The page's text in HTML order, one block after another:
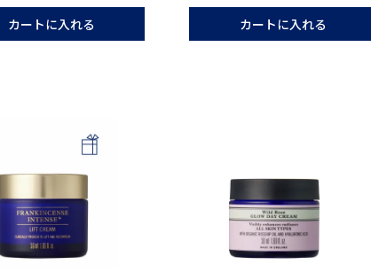
カートに入れる カートに入れる